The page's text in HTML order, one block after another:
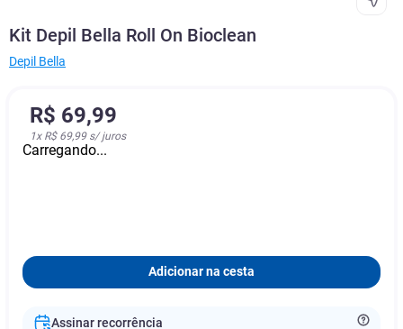
Kit Depil Bella Roll On Bioclean
Depil Bella
R$ 69,99
1x R$ 69,99s/ juros
Carregando...
Adicionar na cesta
Assinar recorrência